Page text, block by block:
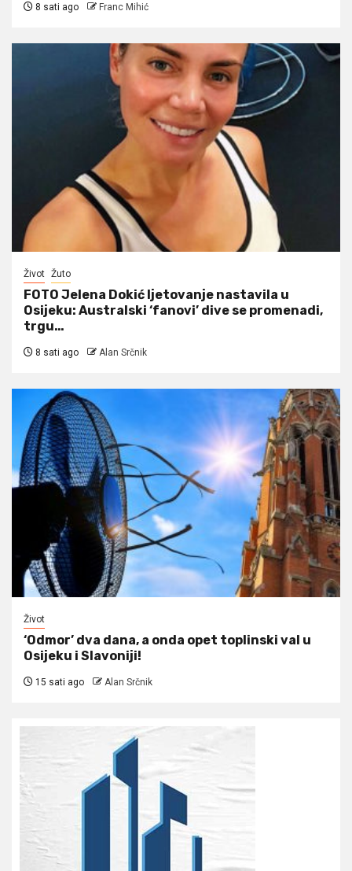
8 sati ago Franc Mihić
Život Žuto
FOTO Jelena Dokić ljetovanje nastavila u
Osijeku: Australski ‘fanovi’ dive se promenadi,
trgu…
8 sati ago Alan Srčnik
Život
‘Odmor’ dva dana, a onda opet toplinski val u
Osijeku i Slavoniji!
15 sati ago Alan Srčnik